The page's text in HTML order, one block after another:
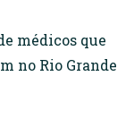
médicos que
no Rio Grande